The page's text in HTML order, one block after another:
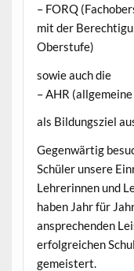
– FORQ
mit der
Oberstufe)
sowie auch die
– AHR
als Bildungsziel
Gegenwärtig
Schüler unsere
Lehrerinnen und
haben Jahr für
ansprechenden
erfolgreichen
gemeistert.